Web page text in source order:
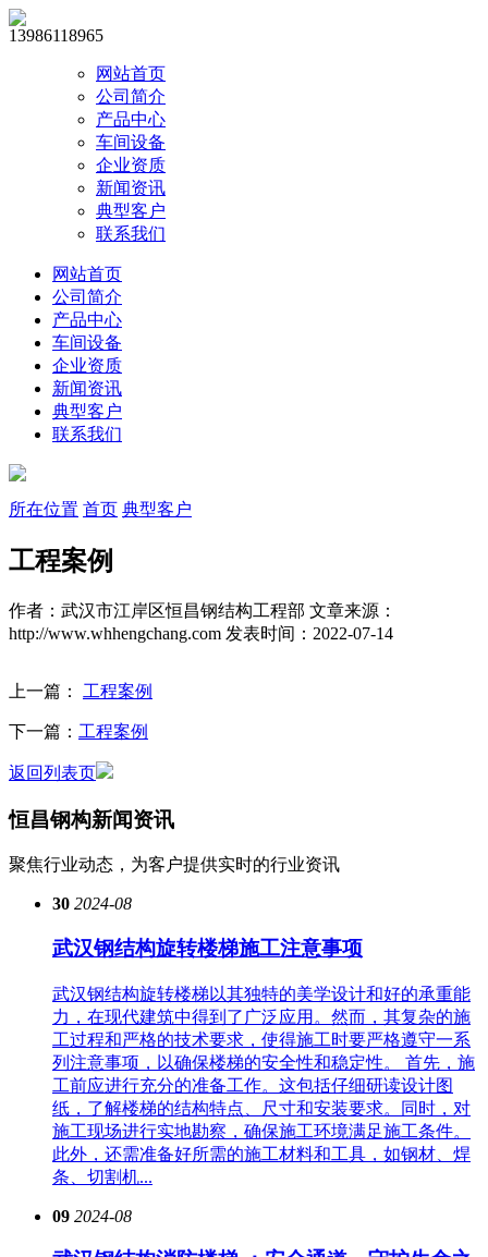
13986118965
网站首页
公司简介
产品中心
车间设备
企业资质
新闻资讯
典型客户
联系我们
网站首页
公司简介
产品中心
车间设备
企业资质
新闻资讯
典型客户
联系我们
所在位置 首页 典型客户
工程案例
作者：武汉市江岸区恒昌钢结构工程部 文章来源：
http://www.whhengchang.com 发表时间：2022-07-14
上一篇： 工程案例
下一篇： 工程案例
返回列表页
恒昌钢构新闻资讯
聚焦行业动态，为客户提供实时的行业资讯
30 2024-08
武汉钢结构旋转楼梯施工注意事项
武汉钢结构旋转楼梯以其独特的美学设计和好的承重能
力，在现代建筑中得到了广泛应用。然而，其复杂的施
工过程和严格的技术要求，使得施工时要严格遵守一系
列注意事项，以确保楼梯的安全性和稳定性。 首先，施
工前应进行充分的准备工作。这包括仔细研读设计图
纸，了解楼梯的结构特点、尺寸和安装要求。同时，对
施工现场进行实地勘察，确保施工环境满足施工条件。
此外，还需准备好所需的施工材料和工具，如钢材、焊
条、切割机...
09 2024-08